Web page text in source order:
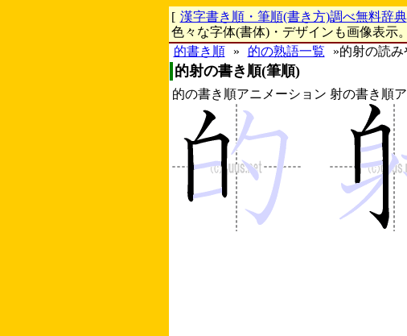
[ 漢字書き順・筆順(書き方)調べ無料辞典
色々な字体(書体)・デザインも画像表示。
的書き順
» 的の熟語一覧 »的射の読
的射の書き順(筆順)
的の書き順アニメーション 射の書き順